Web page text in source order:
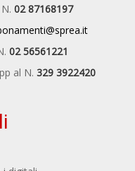
02 87168197
02 56561221
al N. 329 3922420